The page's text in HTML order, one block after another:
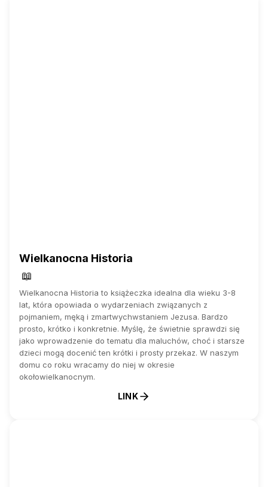
Wielkanocna Historia
📖
Wielkanocna Historia to książeczka idealna dla wieku 3-8
lat, która opowiada o wydarzeniach związanych z
pojmaniem, męką i zmartwychwstaniem Jezusa. Bardzo
prosto, krótko i konkretnie. Myślę, że świetnie sprawdzi się
jako wprowadzenie do tematu dla maluchów, choć i starsze
dzieci mogą docenić ten krótki i prosty przekaz. W naszym
domu co roku wracamy do niej w okresie
okołowielkanocnym.
LINK